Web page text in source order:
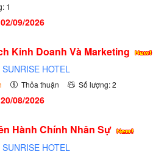
1
02/09/2026
Kinh Doanh Và Marketing
SUNRISE HOTEL
Thỏa thuận Số lượng: 2
20/08/2026
Hành Chính Nhân Sự
SUNRISE HOTEL